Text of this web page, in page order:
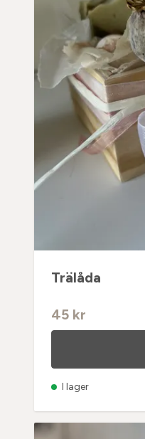
Trälåda
45 kr
I lager